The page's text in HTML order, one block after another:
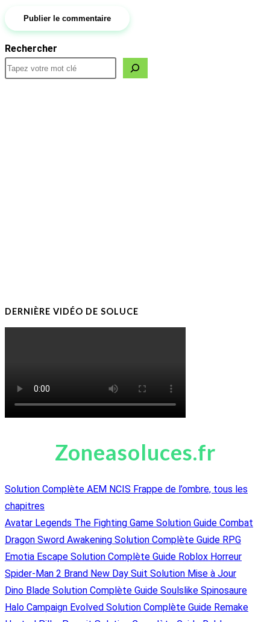
username
comment
address
comment
de
votre
site
(facultatif)
Rechercher
DERNIÈRE VIDÉO DE SOLUCE
Zoneasoluces.fr
Solution Complète AEM NCIS Frappe de l’ombre, tous les
chapitres
Avatar Legends The Fighting Game Solution Guide Combat
Dragon Sword Awakening Solution Complète Guide RPG
Emotia Escape Solution Complète Guide Roblox Horreur
Spider-Man 2 Brand New Day Suit Solution Mise à Jour
Dino Blade Solution Complète Guide Soulslike Spinosaure
Halo Campaign Evolved Solution Complète Guide Remake